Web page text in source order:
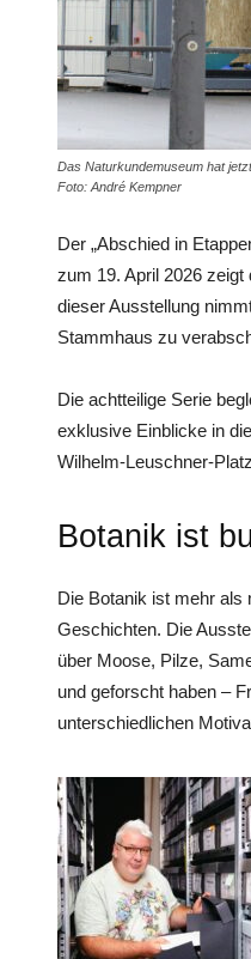
Das Naturkundemuseum hat
Foto: André Kempner
Der „Abschied in
zum 19. April 2026
dieser Ausstellung
Stammhaus zu
Die achtteilige Serie
exklusive Einblicke in
Wilhelm-Leuschner-
Botanik ist
Die Botanik ist mehr als
Geschichten. Die
über Moose, Pilze,
und geforscht haben –
unterschiedlichen